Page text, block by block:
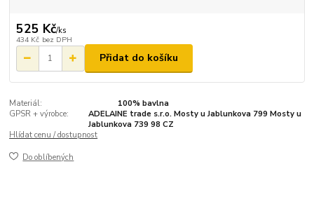
525 Kč/ks
434 Kč bez DPH
Přidat do košíku
Materiál:
100% bavlna
GPSR + výrobce:
ADELAINE trade s.r.o. Mosty u Jablunkova 799 Mosty u
Jablunkova 739 98 CZ
Hlídat cenu / dostupnost
Do oblíbených